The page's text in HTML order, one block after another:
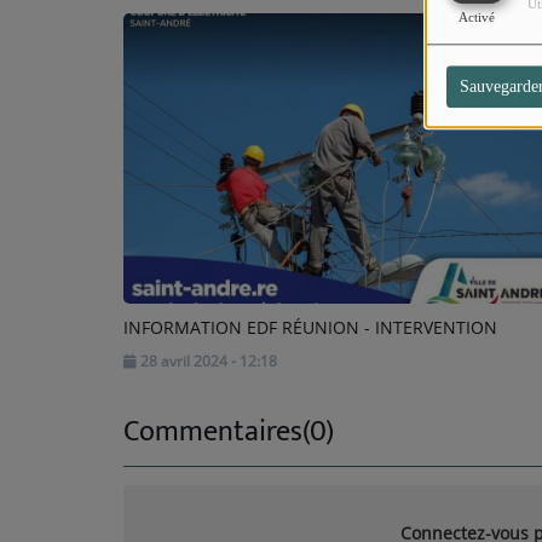
Activé
INFORMATION EDF RÉUNION - INTERVENTION
28 avril 2024 - 12:18
Commentaires(0)
Connectez-vous